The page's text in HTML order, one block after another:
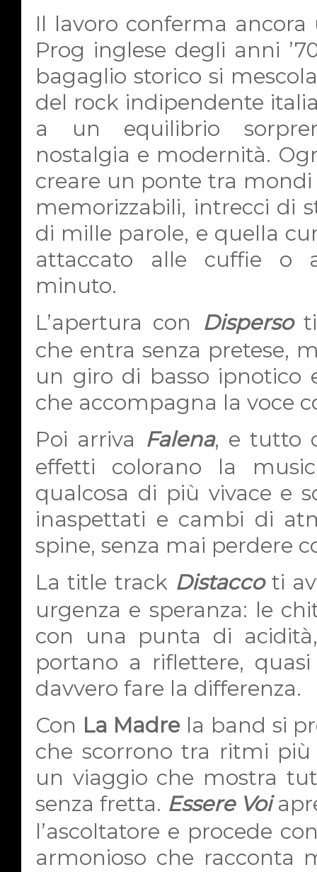
Il lavoro conferma
Prog inglese degli anni
bagaglio storico si
del rock indipendente
a un equilibrio
nostalgia e modernità.
creare un ponte tra
memorizzabili, intrecci di
di mille parole, e quella
attaccato alle cuffie o
minuto.
L’apertura con Dispersoti
che entra senza pretese,
un giro di basso ipnotico
che accompagna la voce
Poi arriva Falena, e tutto
effetti colorano la
qualcosa di più vivace e
inaspettati e cambi di
spine, senza mai perdere
La title track Distaccoti
urgenza e speranza: le
con una punta di
portano a riflettere,
davvero fare la differenza.
Con La Madrela band si
che scorrono tra ritmi
un viaggio che mostra
senza fretta. Essere Voi
l’ascoltatore e procede
armonioso che racconta